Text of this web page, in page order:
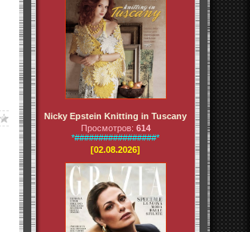
Nicky Epstein Knitting in Tuscany
Просмотров: 614
*#################*
[02.08.2026]